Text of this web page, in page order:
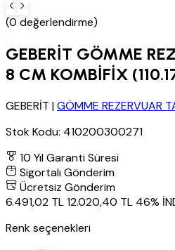
(0 değerlendirme)
GEBERİT GÖMME
8 CM KOMBİFİX
GEBERİT |GÖMME REZERVUAR
Stok Kodu: 410200300271
10 Yıl Garanti Süresi
Sigortalı Gönderim
Ücretsiz Gönderim
6.491,02 TL12.020,40 TL 46%
Renk seçenekleri